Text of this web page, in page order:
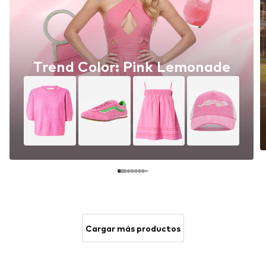
Trend Color: Pink Lemonade
Cargar más productos